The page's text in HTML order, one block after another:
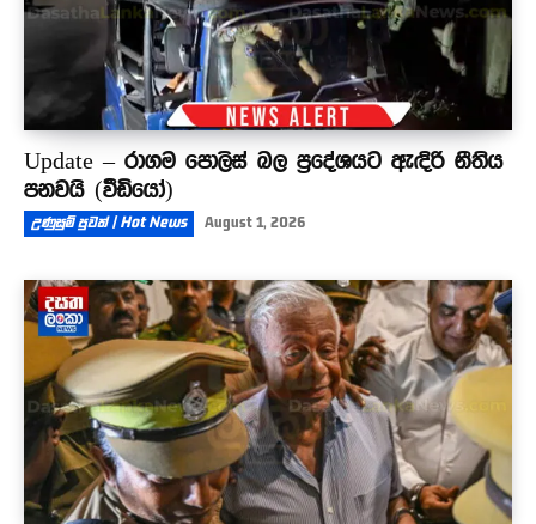
Update – රාගම පොලිස් බල ප්‍රදේශයට ඇඳිරි නීතිය
පනවයි (වීඩියෝ)
උණුසුම් පුවත් | Hot News August 1, 2026